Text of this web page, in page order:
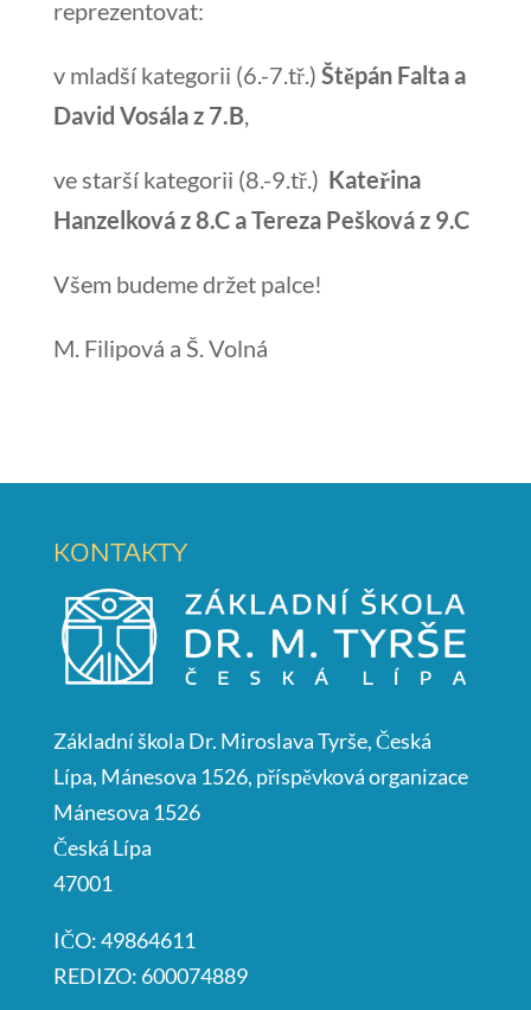
reprezentovat:
v mladší kategorii (6.-7.tř.) Štěpán Falta a
David Vosála z 7.B,
ve starší kategorii (8.-9.tř.) Kateřina
Hanzelková z 8.C a Tereza Pešková z 9.C
Všem budeme držet palce!
M. Filipová a Š. Volná
KONTAKTY
Základní škola Dr. Miroslava Tyrše, Česká
Lípa, Mánesova 1526, příspěvková organizace
Mánesova 1526
Česká Lípa
47001
IČO: 49864611
REDIZO: 600074889